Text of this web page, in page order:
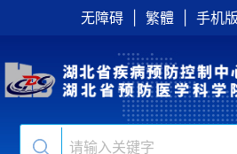
无障碍 繁體 手机版